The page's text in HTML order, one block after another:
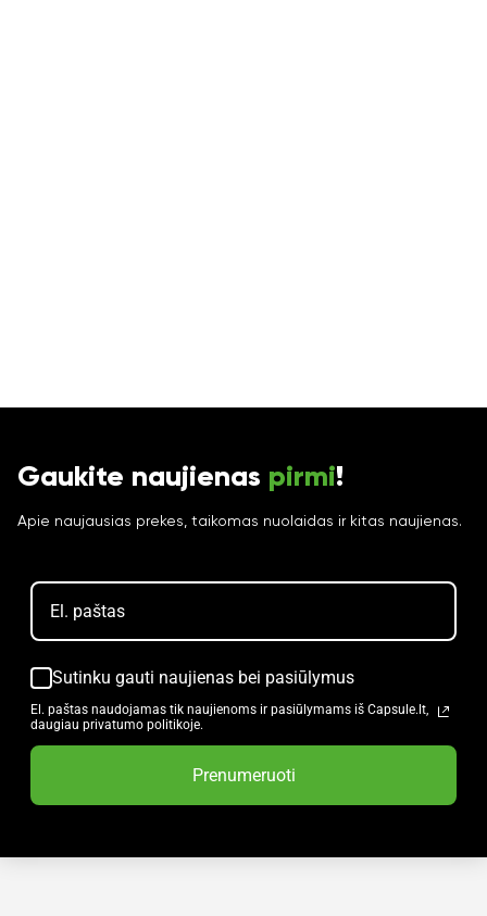
Gaukite naujienas pirmi!
Apie naujausias prekes, taikomas nuolaidas ir kitas naujienas.
Sutinku gauti naujienas bei pasiūlymus
El. paštas naudojamas tik naujienoms ir pasiūlymams iš Capsule.lt,
daugiau privatumo politikoje.
Prenumeruoti